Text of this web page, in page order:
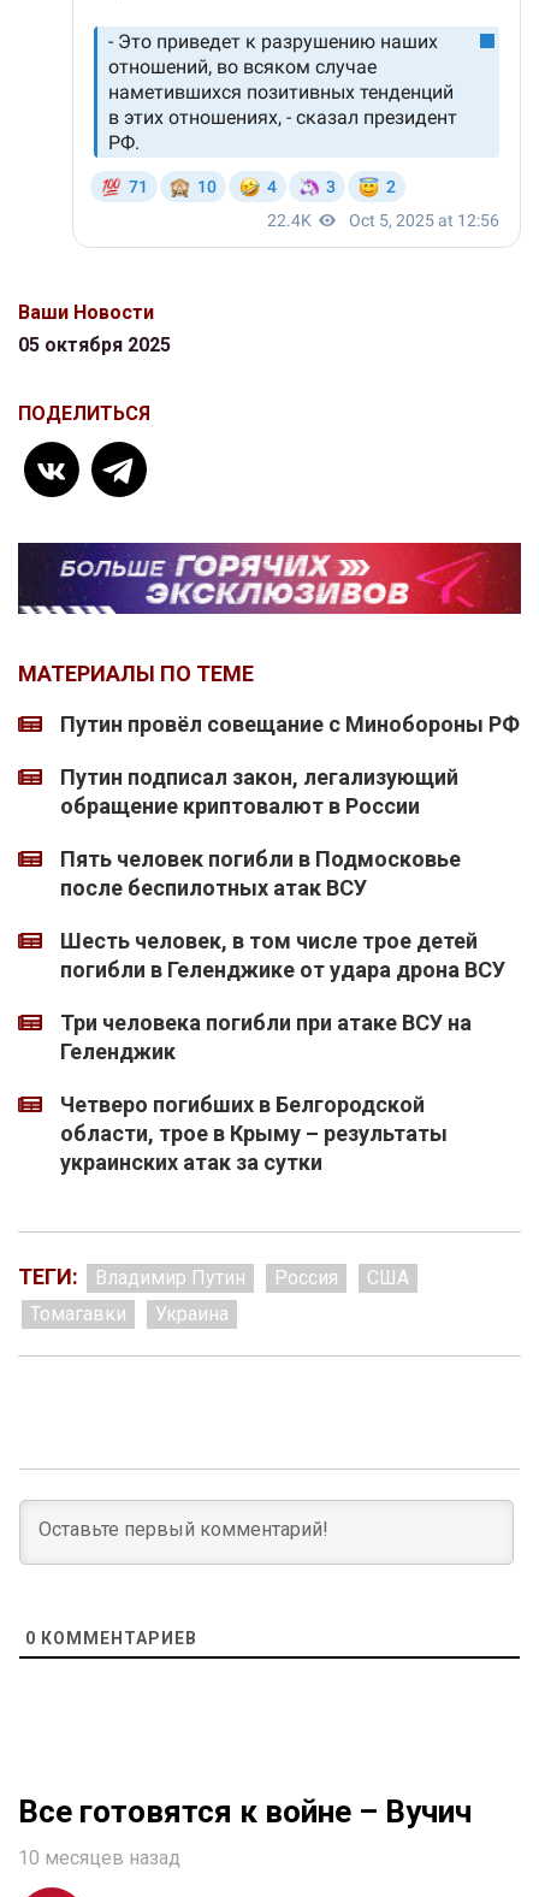
Ваши Новости
05 октября 2025
ПОДЕЛИТЬСЯ
МАТЕРИАЛЫ ПО ТЕМЕ
Путин провёл совещание с Минобороны РФ
Путин подписал закон, легализующий
обращение криптовалют в России
Пять человек погибли в Подмосковье
после беспилотных атак ВСУ
Шесть человек, в том числе трое детей
погибли в Геленджике от удара дрона ВСУ
Три человека погибли при атаке ВСУ на
Геленджик
Четверо погибших в Белгородской
области, трое в Крыму – результаты
украинских атак за сутки
ТЕГИ: Владимир Путин Россия
США
Томагавки
Украина
0 КОММЕНТАРИЕВ
Все готовятся к войне – Вучич
10 месяцев назад